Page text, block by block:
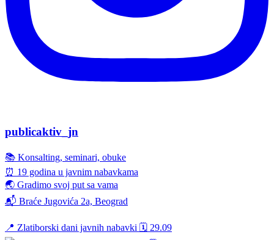
publicaktiv_jn
📚 Konsalting, seminari, obuke
⏰ 19 godina u javnim nabavkama
🌏 Gradimo svoj put sa vama
📬 Braće Jugovića 2a, Beograd
📍 Zlatiborski dani javnih nabavki 🗓️ 29.09